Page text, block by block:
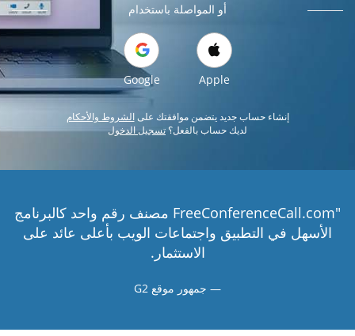
أو المواصلة باستخدام
Apple
Google
إنشاء حساب جديد يتضمن موافقتك علىالشروط والأحكام
لديك حساب بالفعل؟ تسجيل الدخول
"FreeConferenceCall.com مصنف رقم واحد كالبرنامج
الأسهل في التطبيق واجتماعات الويب بأعلى عائد على
الاستثمار.
جمهور موقع G2